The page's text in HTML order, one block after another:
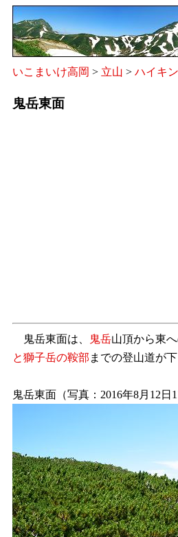
いこまいけ高岡 > 立山 > ハイキ
鬼岳東面
鬼岳東面は、 鬼岳山頂から東
と獅子岳の鞍部 までの登山道が
鬼岳東面（写真：2016年8月12日